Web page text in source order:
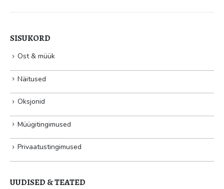
SISUKORD
Ost & müük
Näitused
Oksjonid
Müügitingimused
Privaatustingimused
UUDISED & TEATED